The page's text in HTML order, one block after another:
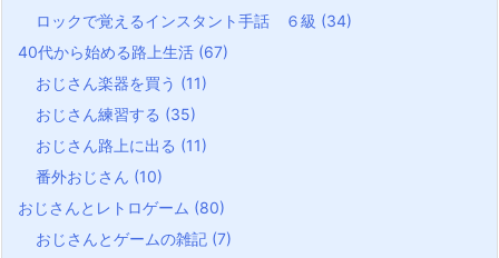
ロックで覚えるインスタント手話 ６級 (34)
40代から始める路上生活 (67)
おじさん楽器を買う (11)
おじさん練習する (35)
おじさん路上に出る (11)
番外おじさん (10)
おじさんとレトロゲーム (80)
おじさんとゲームの雑記 (7)